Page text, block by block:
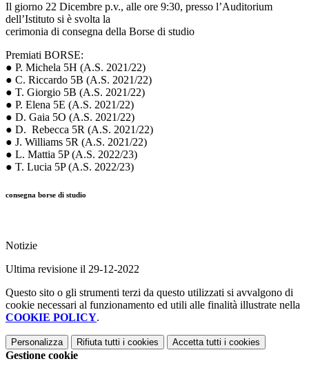
Il giorno 22 Dicembre p.v., alle ore 9:30, presso l’Auditorium
dell’Istituto si è svolta la
cerimonia di consegna della Borse di studio
Premiati BORSE:
● P. Michela 5H (A.S. 2021/22)
● C. Riccardo 5B (A.S. 2021/22)
● T. Giorgio 5B (A.S. 2021/22)
● P. Elena 5E (A.S. 2021/22)
● D. Gaia 5O (A.S. 2021/22)
● D. Rebecca 5R (A.S. 2021/22)
● J. Williams 5R (A.S. 2021/22)
● L. Mattia 5P (A.S. 2022/23)
● T. Lucia 5P (A.S. 2022/23)
consegna borse di studio
Notizie
Ultima revisione il 29-12-2022
Questo sito o gli strumenti terzi da questo utilizzati si avvalgono di
cookie necessari al funzionamento ed utili alle finalità illustrate nella
COOKIE POLICY.
Personalizza Rifiuta tutti i cookies Accetta tutti i cookies
Gestione cookie